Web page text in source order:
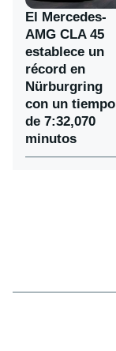
El Mercedes-
AMG CLA 45
establece un
récord en
Nürburgring
con un tiempo
de 7:32,070
minutos